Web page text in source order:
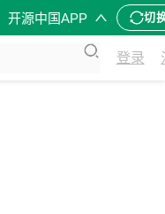
开源中国APP 切
登录